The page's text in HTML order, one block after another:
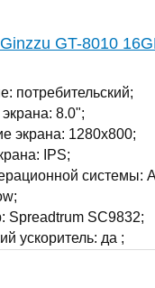
GT-8010
потребительский;
8.0";
экрана: 1280x800;
IPS;
системы:
Spreadtrum SC9832;
ускоритель: да ;